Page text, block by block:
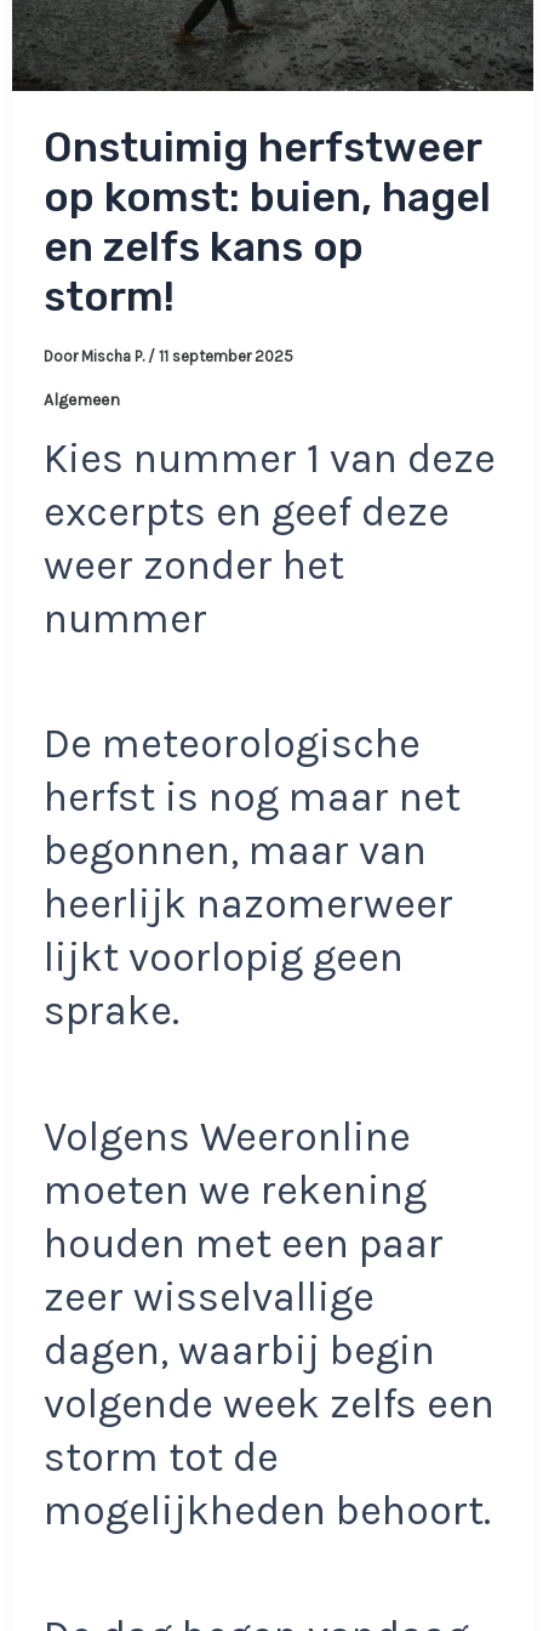
Onstuimig herfstweer
op komst: buien, hagel
en zelfs kans op
storm!
Door Mischa P. / 11 september 2025
Algemeen
Kies nummer 1 van deze
excerpts en geef deze
weer zonder het
nummer
De meteorologische
herfst is nog maar net
begonnen, maar van
heerlijk nazomerweer
lijkt voorlopig geen
sprake.
Volgens Weeronline
moeten we rekening
houden met een paar
zeer wisselvallige
dagen, waarbij begin
volgende week zelfs een
storm tot de
mogelijkheden behoort.